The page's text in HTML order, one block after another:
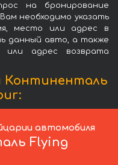
на бронирование
необходимо указать
место или адрес в
данный авто, а также
или адрес возврата
Континенталь
автомобиля
Flying